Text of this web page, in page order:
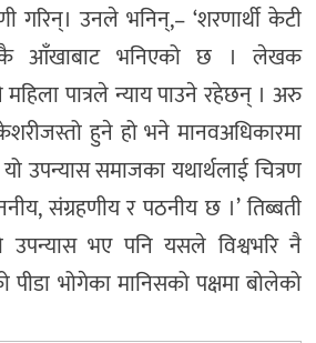
गरिन्। उनले भनिन्,– ‘शरणार्थी केटी
आँखाबाट भनिएको छ । लेखक
पात्रले न्याय पाउने रहेछन् । अरु
हुने हो भने मानवअधिकारमा
उपन्यास समाजका यथार्थलाई चित्रण
संग्रहणीय र पठनीय छ ।’ तिब्बती
उपन्यास भए पनि यसले विश्वभरि नै
पीडा भोगेका मानिसको पक्षमा बोलेको